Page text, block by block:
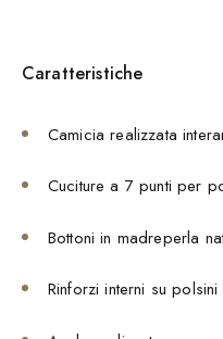
Caratteristiche
Camicia realizzata
Cuciture a 7 punti per
Bottoni in madreperla
Rinforzi interni su